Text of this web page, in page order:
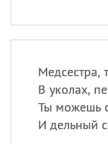
Медсестра,
В уколах,
Ты можешь
И дельный